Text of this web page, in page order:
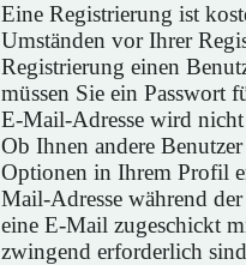
Eine Registrierung ist
Umständen vor Ihrer
Registrierung einen
müssen Sie ein Passwort
E-Mail-Adresse wird
Ob Ihnen andere
Optionen in Ihrem Profil
Mail-Adresse während
eine E-Mail zugeschickt
zwingend erforderlich